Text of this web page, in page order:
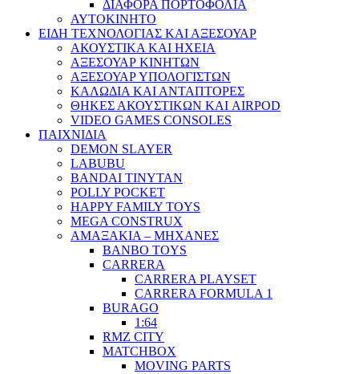
ΔΙΑΦΟΡΑ ΠΟΡΤΟΦΟΛΙΑ
ΑΥΤΟΚΙΝΗΤΟ
ΕΙΔΗ ΤΕΧΝΟΛΟΓΙΑΣ ΚΑΙ ΑΞΕΣΟΥΑΡ
ΑΚΟΥΣΤΙΚΑ ΚΑΙ ΗΧΕΙΑ
ΑΞΕΣΟΥΑΡ ΚΙΝΗΤΩΝ
ΑΞΕΣΟΥΑΡ ΥΠΟΛΟΓΙΣΤΩΝ
ΚΑΛΩΔΙΑ ΚΑΙ ΑΝΤΑΠΤΟΡΕΣ
ΘΗΚΕΣ ΑΚΟΥΣΤΙΚΩΝ ΚΑΙ AIRPOD
VIDEO GAMES CONSOLES
ΠΑΙΧΝΙΔΙΑ
DEMON SLAYER
LABUBU
BANDAI TINYTAN
POLLY POCKET
HAPPY FAMILY TOYS
MEGA CONSTRUX
ΑΜΑΞΑΚΙΑ – ΜΗΧΑΝΕΣ
BANBO TOYS
CARRERA
CARRERA PLAYSET
CARRERA FORMULA 1
BURAGO
1:64
RMZ CITY
MATCHBOX
MOVING PARTS